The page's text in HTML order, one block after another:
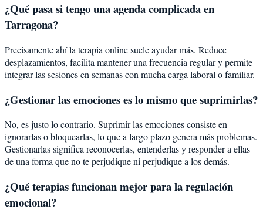
¿Qué pasa si tengo una agenda complicada en
Tarragona?
Precisamente ahí la terapia online suele ayudar más. Reduce
desplazamientos, facilita mantener una frecuencia regular y permite
integrar las sesiones en semanas con mucha carga laboral o familiar.
¿Gestionar las emociones es lo mismo que suprimirlas?
No, es justo lo contrario. Suprimir las emociones consiste en
ignorarlas o bloquearlas, lo que a largo plazo genera más problemas.
Gestionarlas significa reconocerlas, entenderlas y responder a ellas
de una forma que no te perjudique ni perjudique a los demás.
¿Qué terapias funcionan mejor para la regulación
emocional?